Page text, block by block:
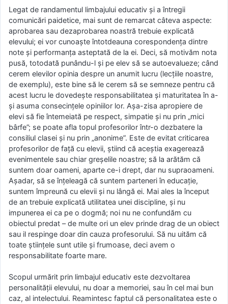
Legat de randamentul limbajului educativ şi a întregii
comunicări paidetice, mai sunt de remarcat câteva aspecte:
aprobarea sau dezaprobarea noastră trebuie explicată
elevului; ei vor cunoaşte întotdeauna corespondenţa dintre
note şi performanţa asteptată de la ei. Deci, să motivăm nota
pusă, totodată punându-l şi pe elev să se autoevalueze; când
cerem elevilor opinia despre un anumit lucru (lecţiile noastre,
de exemplu), este bine să le cerem să se semneze pentru că
acest lucru le dovedeşte responsabilitatea şi maturitatea în a-
şi asuma consecinţele opiniilor lor. Aşa-zisa apropiere de
elevi să fie întemeiată pe respect, simpatie şi nu prin „mici
bârfe”; se poate afla topul profesorilor într-o dezbatere la
consiliul clasei şi nu prin „anonime”. Este de evitat criticarea
profesorilor de faţă cu elevii, ştiind că aceştia exagerează
evenimentele sau chiar greşelile noastre; să la arătăm că
suntem doar oameni, aparte ce-i drept, dar nu supraoameni.
Aşadar, să se înţeleagă că suntem parteneri în educaţie,
suntem împreună cu elevii şi nu lângă ei. Mai ales la început
de an trebuie explicată utilitatea unei discipline, şi nu
impunerea ei ca pe o dogmă; noi nu ne confundăm cu
obiectul predat – de multe ori un elev prinde drag de un obiect
sau il respinge doar din cauza profesorului. Să nu uităm că
toate ştiinţele sunt utile şi frumoase, deci avem o
responsabilitate foarte mare.
Scopul urmărit prin limbajul educativ este dezvoltarea
personalităţii elevului, nu doar a memoriei, sau în cel mai bun
caz, al intelectului. Reamintesc faptul că personalitatea este o